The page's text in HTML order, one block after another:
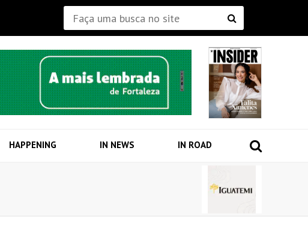
HAPPENING IN NEWS IN ROAD